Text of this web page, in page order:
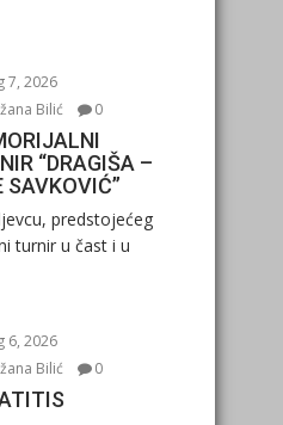
7, 2026
Bilić
0
“DRAGIŠA –
SAVKOVIĆ”
predstojećeg
turnir u čast i u
6, 2026
Bilić
0